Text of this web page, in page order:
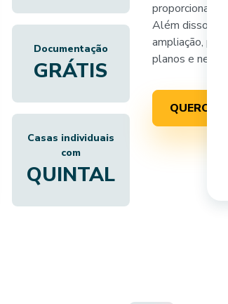
Documentação
GRÁTIS
Casas individuais
com
QUINTAL
proporcionar
Além disso, as
ampliação,
planos e
QUERO